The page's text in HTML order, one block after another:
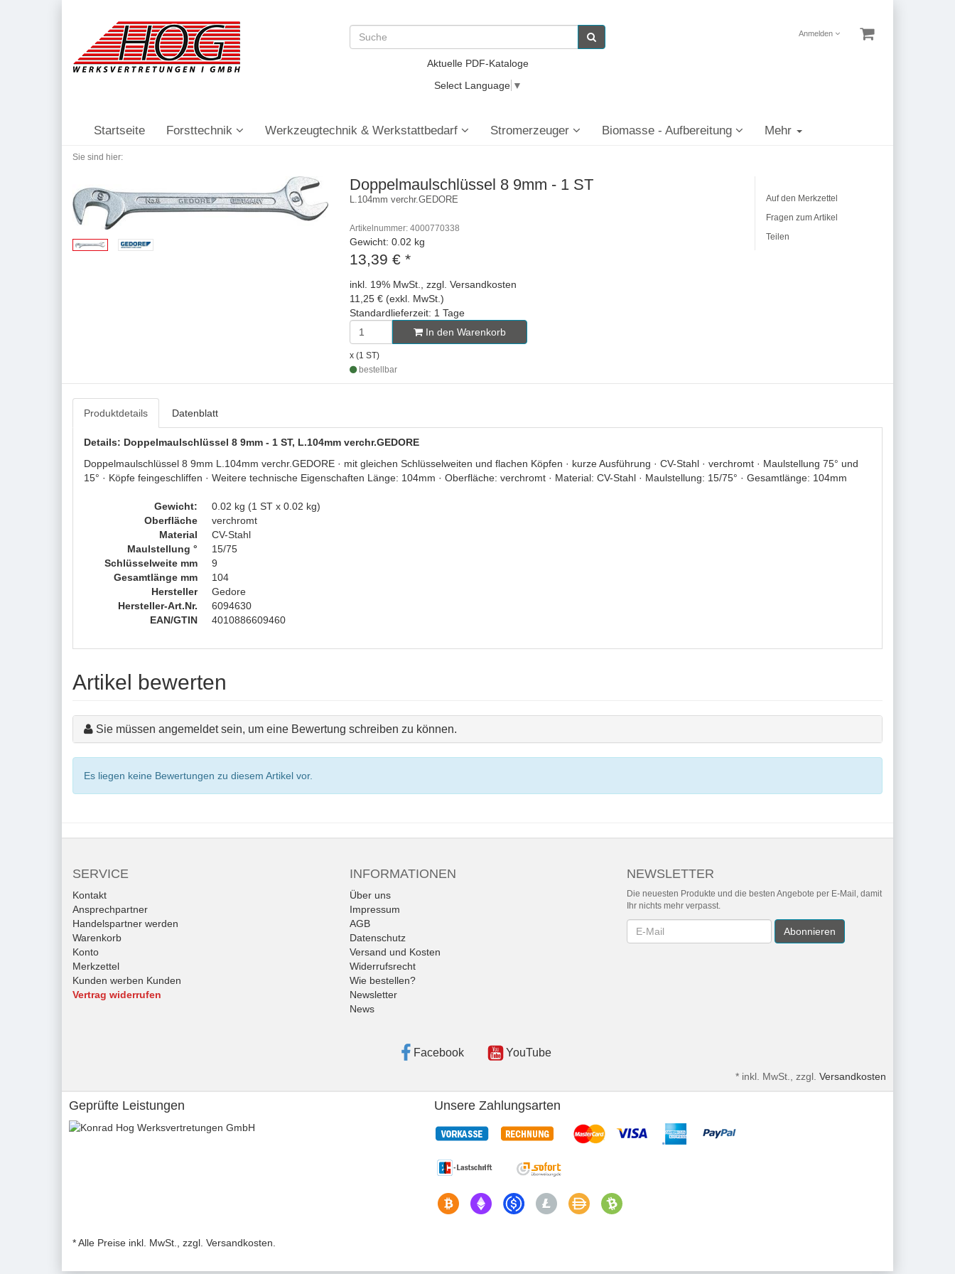
Anmelden
Aktuelle PDF-Kataloge
Select Language ▼
Startseite Forsttechnik Werkzeugtechnik & Werkstattbedarf Stromerzeuger Biomasse - Aufbereitung Mehr
Sie sind hier:
Doppelmaulschlüssel 8 9mm - 1 ST
L.104mm verchr.GEDORE
Artikelnummer: 4000770338
Gewicht: 0.02 kg
13,39 € *
inkl. 19% MwSt., zzgl. Versandkosten
11,25 € (exkl. MwSt.)
Standardlieferzeit: 1 Tage
In den Warenkorb
x (1 ST)
bestellbar
Auf den Merkzettel
Fragen zum Artikel
Teilen
Produktdetails Datenblatt
Details: Doppelmaulschlüssel 8 9mm - 1 ST, L.104mm verchr.GEDORE
Doppelmaulschlüssel 8 9mm L.104mm verchr.GEDORE · mit gleichen Schlüsselweiten und flachen Köpfen · kurze Ausführung · CV-Stahl · verchromt · Maulstellung 75° und
15° · Köpfe feingeschliffen · Weitere technische Eigenschaften Länge: 104mm · Oberfläche: verchromt · Material: CV-Stahl · Maulstellung: 15/75° · Gesamtlänge: 104mm
Gewicht:
0.02 kg (1 ST x 0.02 kg)
Oberfläche
verchromt
Material
CV-Stahl
Maulstellung °
15/75
Schlüsselweite mm
9
Gesamtlänge mm
104
Hersteller
Gedore
Hersteller-Art.Nr.
6094630
EAN/GTIN
4010886609460
Artikel bewerten
Sie müssen angemeldet sein, um eine Bewertung schreiben zu können.
Es liegen keine Bewertungen zu diesem Artikel vor.
SERVICE
Kontakt
Ansprechpartner
Handelspartner werden
Warenkorb
Konto
Merkzettel
Kunden werben Kunden
Vertrag widerrufen
INFORMATIONEN
Über uns
Impressum
AGB
Datenschutz
Versand und Kosten
Widerrufsrecht
Wie bestellen?
Newsletter
News
NEWSLETTER
Die neuesten Produkte und die besten Angebote per E-Mail, damit
Ihr nichts mehr verpasst.
Newsletter Abonnieren
Facebook YouTube
* inkl. MwSt., zzgl. Versandkosten
Geprüfte Leistungen Unsere Zahlungsarten
* Alle Preise inkl. MwSt., zzgl. Versandkosten.